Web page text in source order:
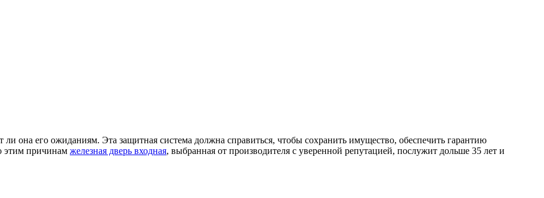
ли она его ожиданиям. Эта защитная система должна справиться, чтобы сохранить имущество, обеспечить гарантию
этим причинам железная дверь входная, выбранная от производителя с уверенной репутацией, послужит дольше 35 лет и